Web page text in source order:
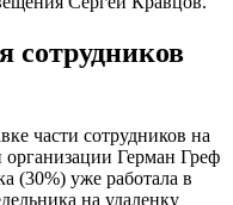
и жители других стран
Многие
директор ВОЗ заявил,
о
показывает практика,